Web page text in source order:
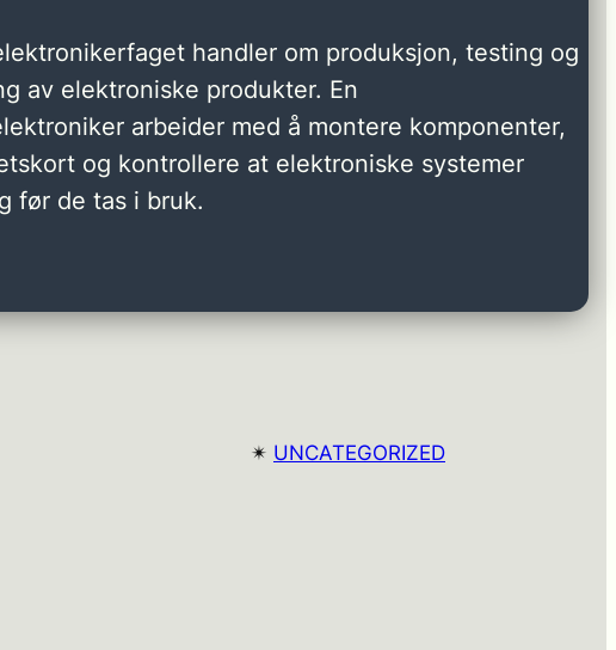
handler om produksjon, testing og
av elektroniske produkter. En
arbeider med å montere komponenter,
og kontrollere at elektroniske systemer
før de tas i bruk.
✴︎ UNCATEGORIZED